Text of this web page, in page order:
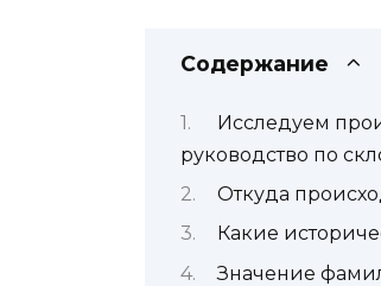
Содержание
Исследуем
руководство по
Откуда
Какие
Значение